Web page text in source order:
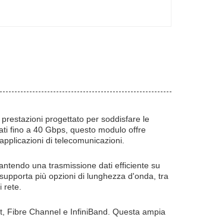
progettato per soddisfare le
fino a 40 Gbps, questo modulo offre
di telecomunicazioni.
una trasmissione dati efficiente su
più opzioni di lunghezza d'onda, tra
rete.
Fibre Channel e InfiniBand. Questa ampia